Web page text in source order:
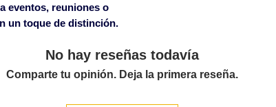
eventos, reuniones o
un toque de distinción.
de la mercancía.
No hay reseñas todavía
Comparte tu opinión. Deja la primera reseña.